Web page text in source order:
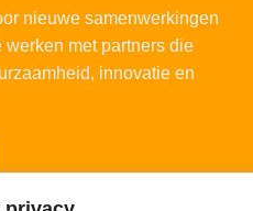
nieuwe samenwerkingen
werken met partners die
innovatie en